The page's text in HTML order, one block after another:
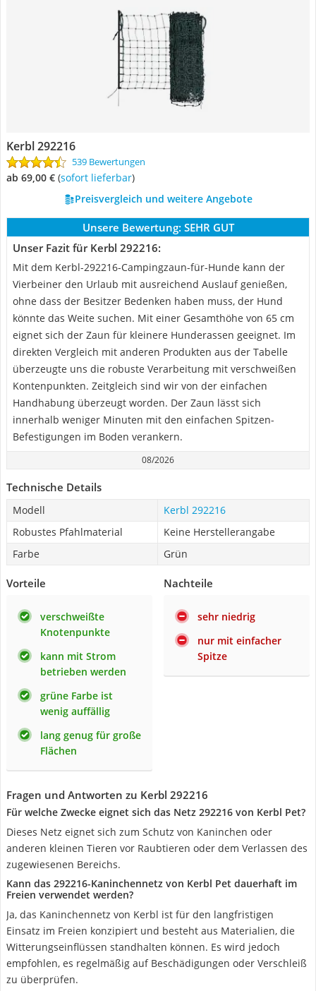
Kerbl 292216
539 Bewertungen
ab 69,00 € ( Sofort lieferbar)
Preisvergleich und weitere Angebote
Unsere Bewertung: SEHR GUT
Unser Fazit für Kerbl 292216:
Mit dem Kerbl-292216-Campingzaun-für-Hunde kann der
Vierbeiner den Urlaub mit ausreichend Auslauf genießen,
ohne dass der Besitzer Bedenken haben muss, der Hund
könnte das Weite suchen. Mit einer Gesamthöhe von 65 cm
eignet sich der Zaun für kleinere Hunderassen geeignet. Im
direkten Vergleich mit anderen Produkten aus der Tabelle
überzeugte uns die robuste Verarbeitung mit verschweißen
Kontenpunkten. Zeitgleich sind wir von der einfachen
Handhabung überzeugt worden. Der Zaun lässt sich
innerhalb weniger Minuten mit den einfachen Spitzen-
Befestigungen im Boden verankern.
08/2026
Technische Details
Modell
Kerbl 292216
Robustes Pfahlmaterial
Keine Herstellerangabe
Farbe
Grün
Vorteile
verschweißte
Knotenpunkte
kann mit Strom
betrieben werden
grüne Farbe ist
wenig auffällig
lang genug für große
Flächen
Nachteile
sehr niedrig
nur mit einfacher
Spitze
Fragen und Antworten zu Kerbl 292216
Für welche Zwecke eignet sich das Netz 292216 von Kerbl Pet?
Dieses Netz eignet sich zum Schutz von Kaninchen oder
anderen kleinen Tieren vor Raubtieren oder dem Verlassen des
zugewiesenen Bereichs.
Kann das 292216-Kaninchennetz von Kerbl Pet dauerhaft im
Freien verwendet werden?
Ja, das Kaninchennetz von Kerbl ist für den langfristigen
Einsatz im Freien konzipiert und besteht aus Materialien, die
Witterungseinflüssen standhalten können. Es wird jedoch
empfohlen, es regelmäßig auf Beschädigungen oder Verschleiß
zu überprüfen.